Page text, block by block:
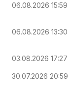
06.08.2026 15:59
06.08.2026 13:30
03.08.2026 17:27
30.07.2026 20:59